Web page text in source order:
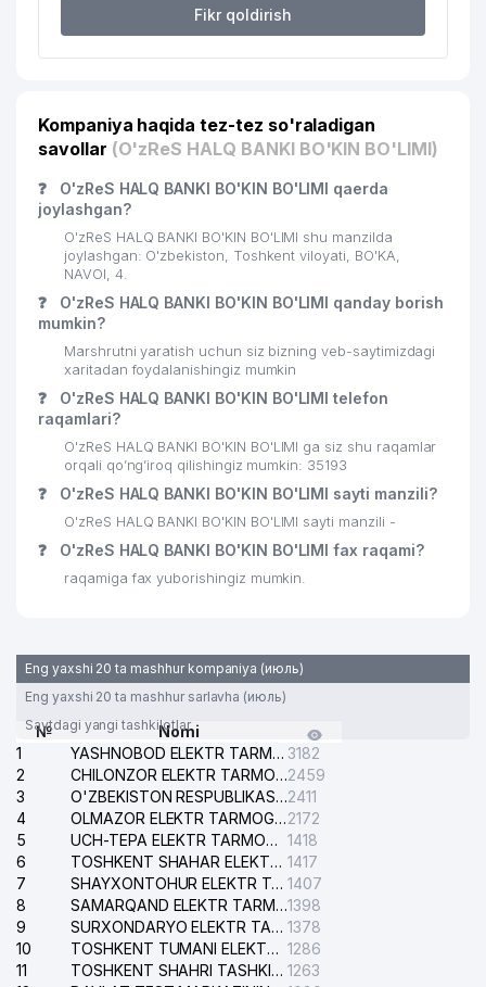
Fikr qoldirish
Kompaniya haqida tez-tez so'raladigan
savollar (O'zReS HALQ BANKI BO'KIN BO'LIMI)
❓
O'zReS HALQ BANKI BO'KIN BO'LIMI qaerda
joylashgan?
O'zReS HALQ BANKI BO'KIN BO'LIMI shu manzilda
joylashgan: O'zbekiston, Toshkent viloyati, BO'KA,
NAVOI, 4.
❓
O'zReS HALQ BANKI BO'KIN BO'LIMI qanday borish
mumkin?
Marshrutni yaratish uchun siz bizning veb-saytimizdagi
xaritadan foydalanishingiz mumkin
❓
O'zReS HALQ BANKI BO'KIN BO'LIMI telefon
raqamlari?
O'zReS HALQ BANKI BO'KIN BO'LIMI ga siz shu raqamlar
orqali qo’ng’iroq qilishingiz mumkin: 35193
❓ O'zReS HALQ BANKI BO'KIN BO'LIMI sayti manzili?
O'zReS HALQ BANKI BO'KIN BO'LIMI sayti manzili -
❓ O'zReS HALQ BANKI BO'KIN BO'LIMI fax raqami?
raqamiga fax yuborishingiz mumkin.
Eng yaxshi 20 ta mashhur kompaniya (июль)
Eng yaxshi 20 ta mashhur sarlavha (июль)
Saytdagi yangi tashkilotlar
№
Nomi
1
YASHNOBOD ELEKTR TARMOG'I NOSOZLIKLARI XIZMATI 3182
2
CHILONZOR ELEKTR TARMOG'I NOSOZLIK XIZMATI2459
3
O'ZBEKISTON RESPUBLIKASI BOSH PROKURATURASI ISHONCH TELEFONI2411
4
OLMAZOR ELEKTR TARMOG'I NOSOZLIKLARI XIZMATI2172
5
UCH-TEPA ELEKTR TARMOG'I NOSOZLIKLARI XIZMATI 1418
6
TOSHKENT SHAHAR ELEKTR TARMOQLARI KORXONASI AJ 1417
7
SHAYXONTOHUR ELEKTR TARMOG'I NOSOZLIKLARINI TUZATISH XIZMATI 1407
8
SAMARQAND ELEKTR TARMOQLARI AJ1398
9
SURXONDARYO ELEKTR TARMOQLARI AJ 1378
10
TOSHKENT TUMANI ELEKTR TARMOG'I AVARIYA XIZMATI 1286
11
TOSHKENT SHAHRI TASHKILOT TELEFONLARI HAQIDA MA'LUMOT BYUROSI 1263